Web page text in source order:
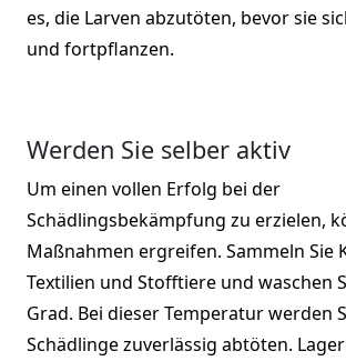
es, die Larven abzutöten, bevor sie
und fortpflanzen.
Werden Sie selber aktiv
Um einen vollen Erfolg bei der
Schädlingsbekämpfung zu erzielen,
Maßnahmen ergreifen. Sammeln Sie
Textilien und Stofftiere und waschen
Grad. Bei dieser Temperatur werden
Schädlinge zuverlässig abtöten.